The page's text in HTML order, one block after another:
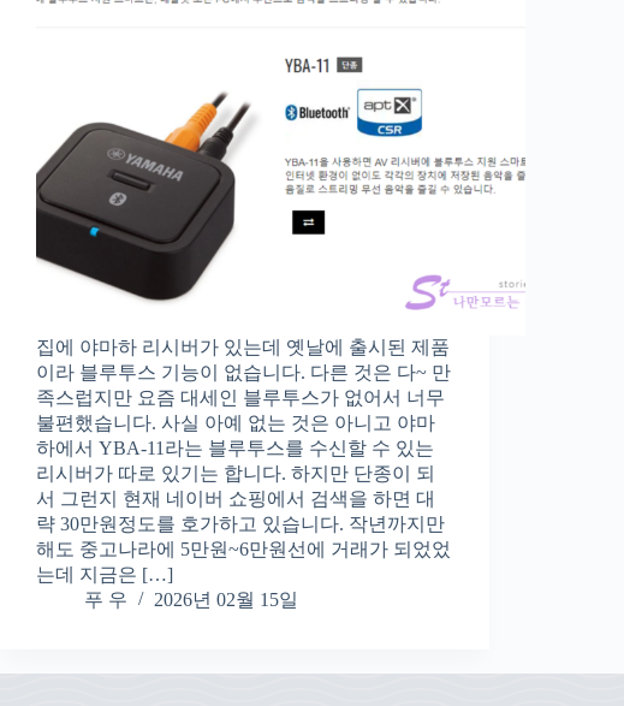
집에 야마하 리시버가 있는데 옛날에 출시된 제품
이라 블루투스 기능이 없습니다. 다른 것은 다~ 만
족스럽지만 요즘 대세인 블루투스가 없어서 너무
불편했습니다. 사실 아예 없는 것은 아니고 야마
하에서 YBA-11라는 블루투스를 수신할 수 있는
리시버가 따로 있기는 합니다. 하지만 단종이 되
서 그런지 현재 네이버 쇼핑에서 검색을 하면 대
략 30만원정도를 호가하고 있습니다. 작년까지만
해도 중고나라에 5만원~6만원선에 거래가 되었었
는데 지금은 […]
푸 우
2026년 02월 15일